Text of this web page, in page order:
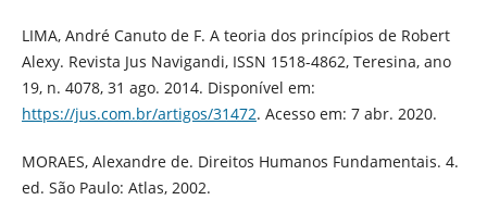
LIMA, André Canuto de F. A teoria dos princípios de Robert
Alexy. Revista Jus Navigandi, ISSN 1518-4862, Teresina, ano
19, n. 4078, 31 ago. 2014. Disponível em:
https://jus.com.br/artigos/31472. Acesso em: 7 abr. 2020.
MORAES, Alexandre de. Direitos Humanos Fundamentais. 4.
ed. São Paulo: Atlas, 2002.